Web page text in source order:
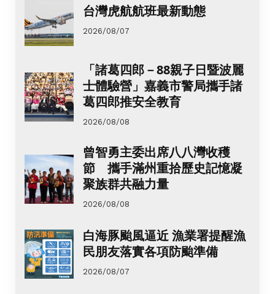
台灣虎航航班最新動態
2026/08/07
「諸葛四郎－88親子日暨波麗
士體驗營」嘉義市警局攜手諸
葛四郎推安全教育
2026/08/08
曾智勇主委出席八八灣收穫
節 攜手滿州重拾歷史記憶凝
聚族群共融力量
2026/08/08
白海豚颱風逼近 漁業署提醒漁
民朋友落實各項防颱準備
2026/08/07